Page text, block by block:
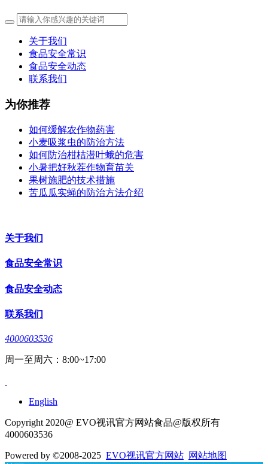
关于我们
食品安全常识
食品安全动态
联系我们
为你推荐
如何缓解农作物药害
小麦吸浆虫的防治方法
如何防治柑桔潜叶蛾的危害
小暑把好秋茬作物育苗关
果树施肥的技术措施
苦瓜瓜实蝇的防治方法介绍
关于我们
食品安全常识
食品安全动态
联系我们
4000603536
周一至周六：8:00~17:00
English
Copyright 2020@ EVO视讯官方网站食品@版权所有
4000603536
Powered by ©2008-2025 EVO视讯官方网站 网站地图